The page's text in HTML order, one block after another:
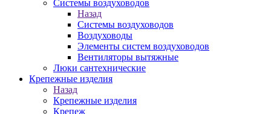
Системы воздуховодов
Назад
Системы воздуховодов
Воздуховоды
Элементы систем воздуховодов
Вентиляторы вытяжные
Люки сантехнические
Крепежные изделия
Назад
Крепежные изделия
Крепеж